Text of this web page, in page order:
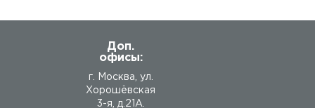
Доп.
офисы:
г. Москва, ул.
Хорошёвская
3-я, д.21А.